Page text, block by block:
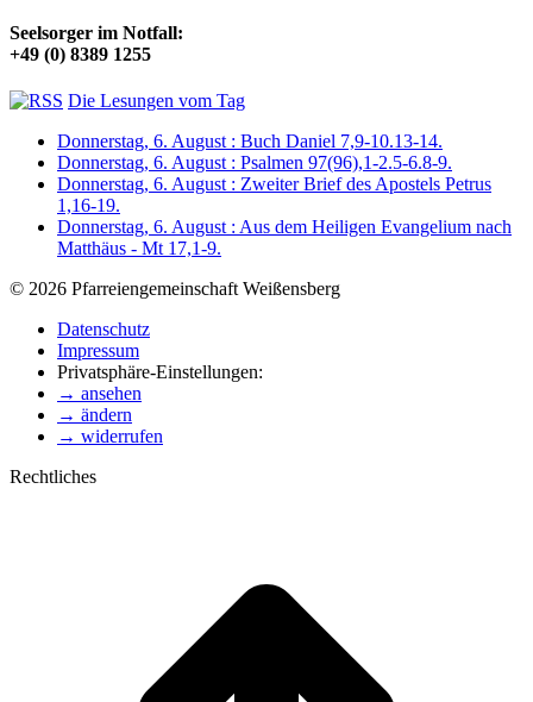
Seelsorger im Notfall:
+49 (0) 8389 1255
Die Lesungen vom Tag
Donnerstag, 6. August : Buch Daniel 7,9-10.13-14.
Donnerstag, 6. August : Psalmen 97(96),1-2.5-6.8-9.
Donnerstag, 6. August : Zweiter Brief des Apostels Petrus
1,16-19.
Donnerstag, 6. August : Aus dem Heiligen Evangelium nach
Matthäus - Mt 17,1-9.
© 2026 Pfarreiengemeinschaft Weißensberg
Datenschutz
Impressum
Privatsphäre-Einstellungen:
→ ansehen
→ ändern
→ widerrufen
Rechtliches